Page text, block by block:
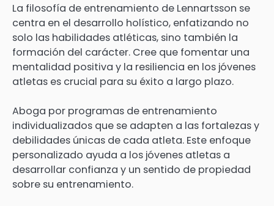
La filosofía de entrenamiento de Lennartsson se
centra en el desarrollo holístico, enfatizando no
solo las habilidades atléticas, sino también la
formación del carácter. Cree que fomentar una
mentalidad positiva y la resiliencia en los jóvenes
atletas es crucial para su éxito a largo plazo.
Aboga por programas de entrenamiento
individualizados que se adapten a las fortalezas y
debilidades únicas de cada atleta. Este enfoque
personalizado ayuda a los jóvenes atletas a
desarrollar confianza y un sentido de propiedad
sobre su entrenamiento.